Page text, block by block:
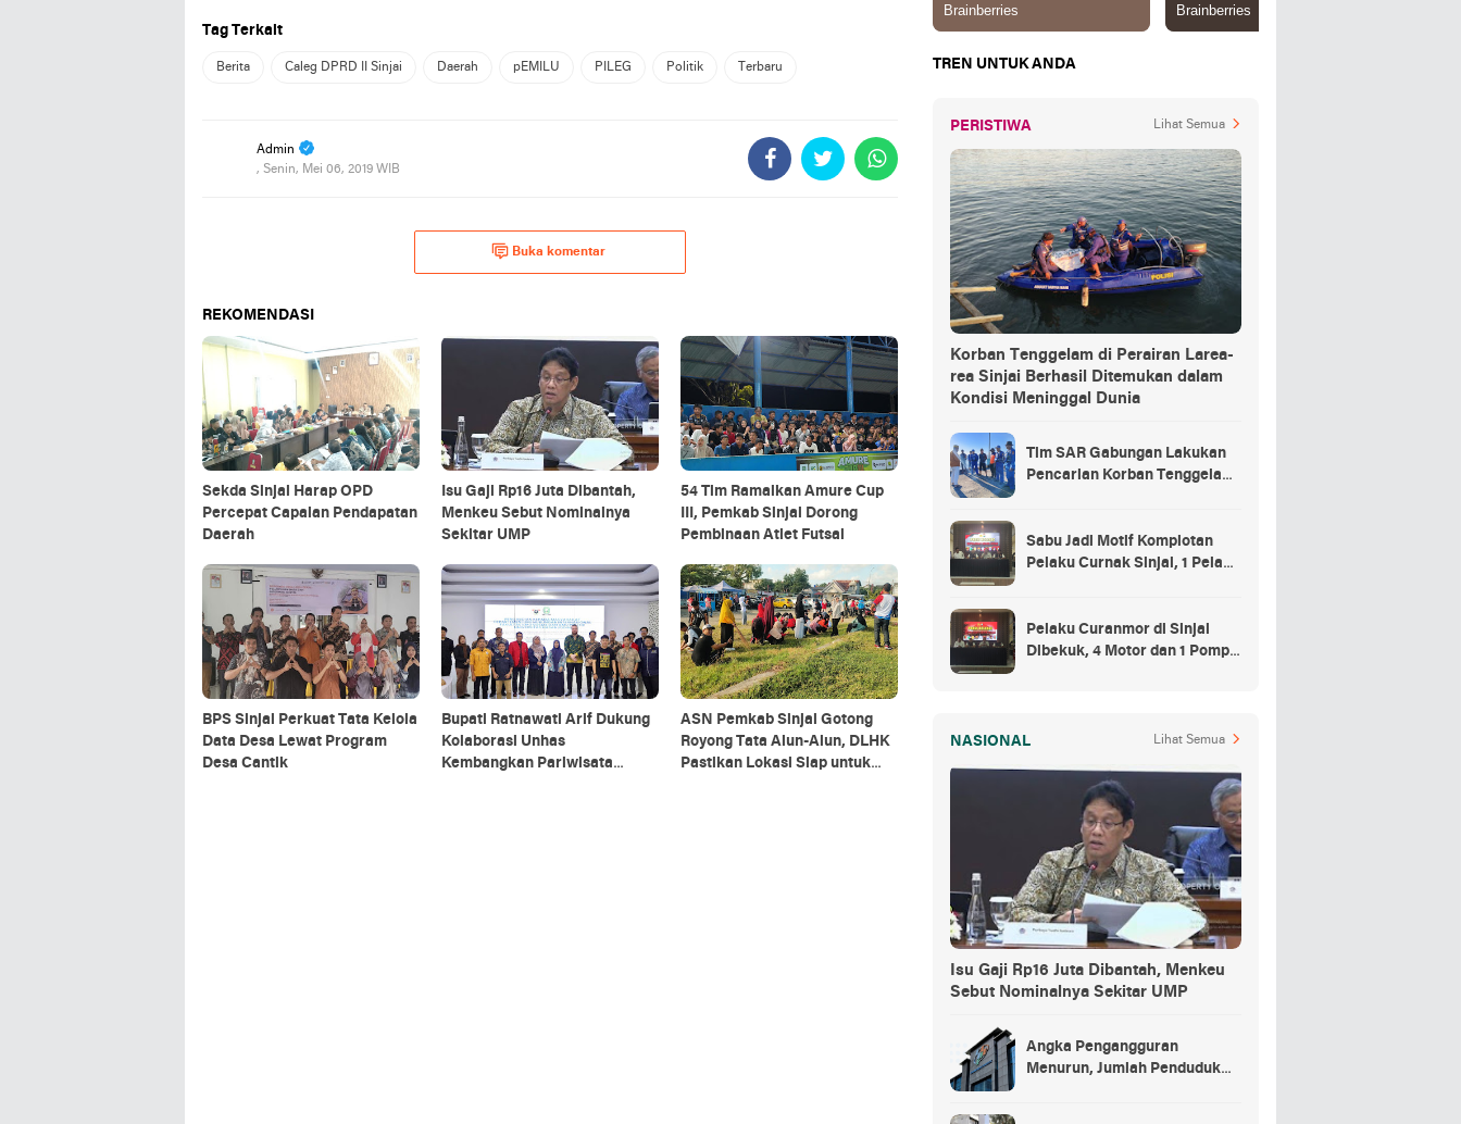
Tag Terkait
Berita Caleg DPRD II Sinjai Daerah pEMILU PILEG Politik Terbaru
Admin
, Senin, Mei 06, 2019 WIB
Buka komentar
REKOMENDASI
Sekda Sinjai Harap OPD
Percepat Capaian Pendapatan
Daerah
Isu Gaji Rp16 Juta Dibantah,
Menkeu Sebut Nominalnya
Sekitar UMP
54 Tim Ramaikan Amure Cup
III, Pemkab Sinjai Dorong
Pembinaan Atlet Futsal
BPS Sinjai Perkuat Tata Kelola
Data Desa Lewat Program
Desa Cantik
Bupati Ratnawati Arif Dukung
Kolaborasi Unhas
Kembangkan Pariwisata
ASN Pemkab Sinjai Gotong
Royong Tata Alun-Alun, DLHK
Pastikan Lokasi Siap untuk
TREN UNTUK ANDA
PERISTIWA Lihat Semua
Korban Tenggelam di Perairan Larea-
rea Sinjai Berhasil Ditemukan dalam
Kondisi Meninggal Dunia
Tim SAR Gabungan Lakukan
Pencarian Korban Tenggelam
Sabu Jadi Motif Komplotan
Pelaku Curnak Sinjai, 1 Pelaku
Pelaku Curanmor di Sinjai
Dibekuk, 4 Motor dan 1 Pompa
NASIONAL Lihat Semua
Isu Gaji Rp16 Juta Dibantah, Menkeu
Sebut Nominalnya Sekitar UMP
Angka Pengangguran
Menurun, Jumlah Penduduk